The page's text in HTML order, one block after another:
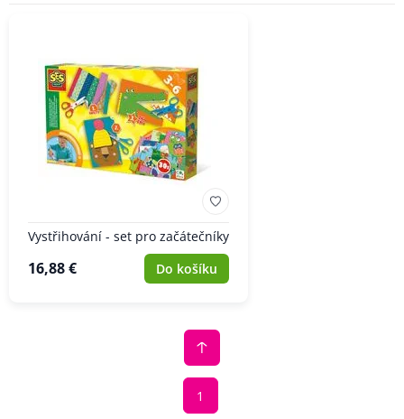
Vystřihování - set pro začátečníky
16,88 € Do košíku
1